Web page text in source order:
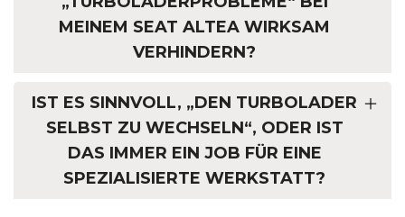
MEINEM SEAT ALTEA WIRKSAM
VERHINDERN?
IST ES SINNVOLL, „DEN TURBOLADER
SELBST ZU WECHSELN“, ODER IST
DAS IMMER EIN JOB FÜR EINE
SPEZIALISIERTE WERKSTATT?